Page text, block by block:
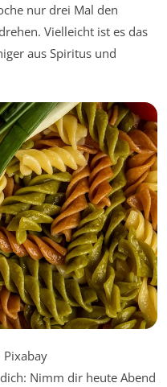
nur drei Mal den
Vielleicht ist es das
aus Spiritus und
Nimm dir heute Abend